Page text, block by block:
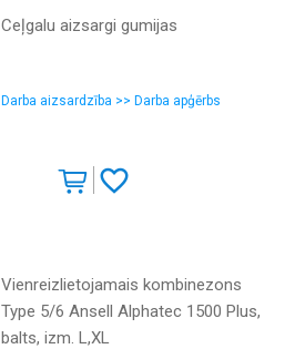
Ceļgalu aizsargi gumijas
Darba aizsardzība >> Darba apģērbs
Vienreizlietojamais kombinezons
Type 5/6 Ansell Alphatec 1500 Plus,
balts, izm. L,XL